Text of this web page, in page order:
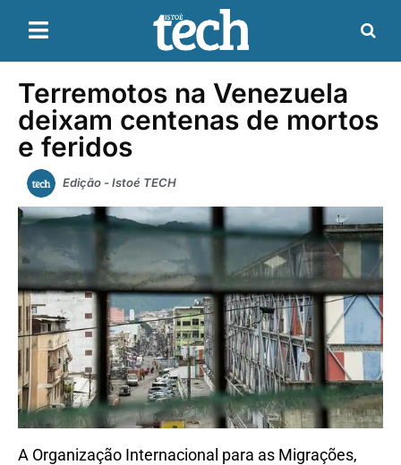
Terremotos na Venezuela
deixam centenas de mortos
e feridos
Edição - Istoé TECH
A Organização Internacional para as Migrações,